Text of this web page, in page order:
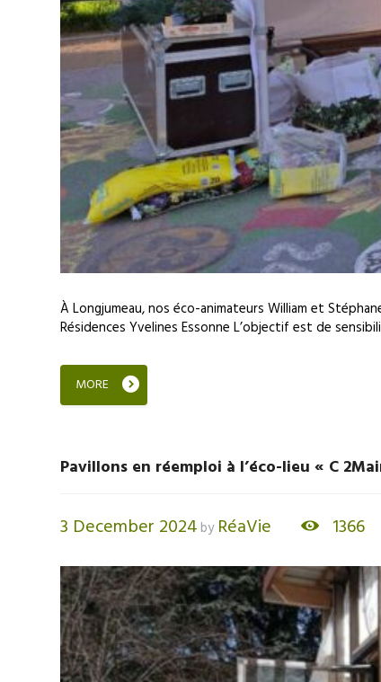
À Longjumeau, nos éco-animateurs William et
Résidences Yvelines Essonne L’objectif est de
MORE
Pavillons en réemploi à l’éco-lieu « C
3 December 2024 by RéaVie 1366